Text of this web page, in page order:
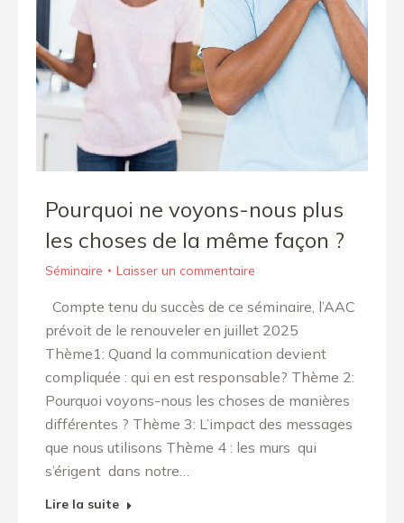
Pourquoi ne voyons-nous plus
les choses de la même façon ?
Séminaire Laisser un commentaire
Compte tenu du succès de ce séminaire, l’AAC
prévoit de le renouveler en juillet 2025
Thème1: Quand la communication devient
compliquée : qui en est responsable? Thème 2:
Pourquoi voyons-nous les choses de manières
différentes ? Thème 3: L’impact des messages
que nous utilisons Thème 4 : les murs qui
s’érigent dans notre…
Lire la suite